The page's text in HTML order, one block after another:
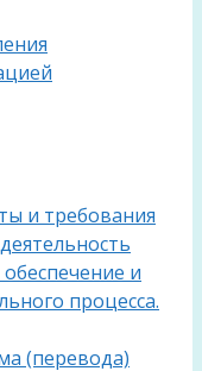
и требования
и
процесса.
(перевода)